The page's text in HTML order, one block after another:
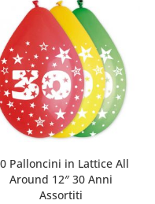
Palloncini in Lattice All
Around 12″ 30 Anni
Assortiti